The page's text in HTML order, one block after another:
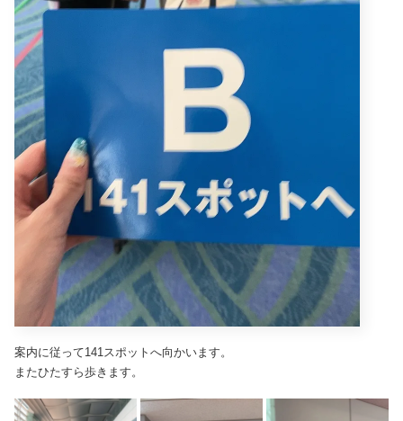
案内に従って141スポットへ向かいます。
またひたすら歩きます。